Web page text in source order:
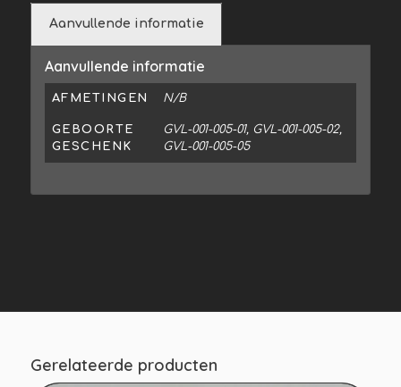
Aanvullende informatie
Aanvullende informatie
AFMETINGEN N/B
GEBOORTE
GESCHENK
GVL-001-005-01, GVL-001-005-02,
GVL-001-005-05
Gerelateerde producten